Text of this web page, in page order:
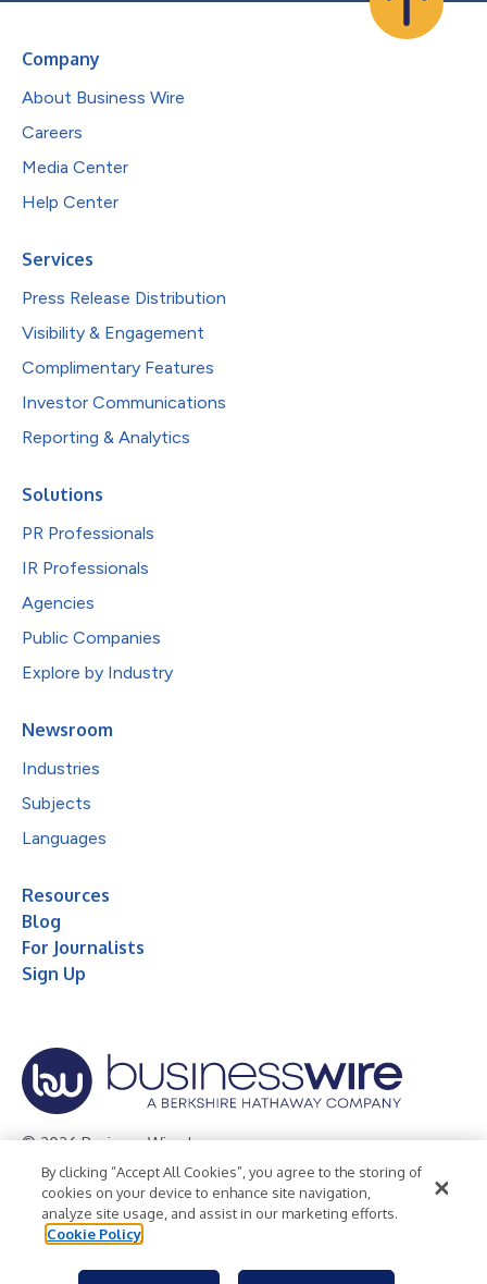
Company
About Business Wire
Careers
Media Center
Help Center
Services
Press Release Distribution
Visibility & Engagement
Complimentary Features
Investor Communications
Reporting & Analytics
Solutions
PR Professionals
IR Professionals
Agencies
Public Companies
Explore by Industry
Newsroom
Industries
Subjects
Languages
Resources
Blog
For Journalists
Sign Up
© 2026 Business Wire, Inc.
Privacy Policy Cookie Policy
Accessibility Statement
Terms of Use
Legal
By clicking “Accept All Cookies”, you agree to the storing of
cookies on your device to enhance site navigation,
analyze site usage, and assist in our marketing efforts.
Cookie Policy